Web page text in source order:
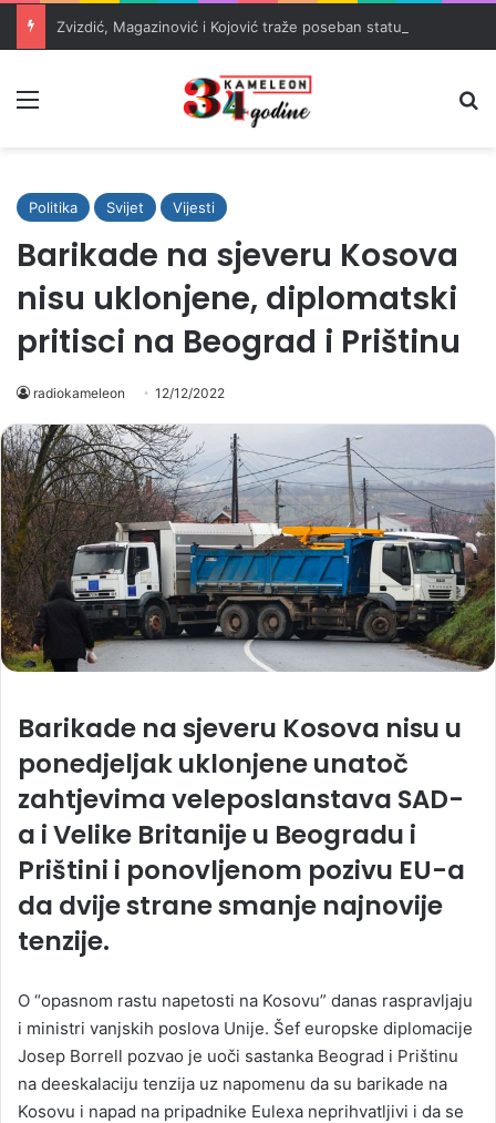
Politika Svijet Vijesti
Barikade na sjeveru Kosova
nisu uklonjene, diplomatski
pritisci na Beograd i Prištinu
radiokameleon 12/12/2022
Barikade na sjeveru Kosova nisu u
ponedjeljak uklonjene unatoč
zahtjevima veleposlanstava SAD-
a i Velike Britanije u Beogradu i
Prištini i ponovljenom pozivu EU-a
da dvije strane smanje najnovije
tenzije.
O “opasnom rastu napetosti na Kosovu” danas raspravljaju
i ministri vanjskih poslova Unije. Šef europske diplomacije
Josep Borrell pozvao je uoči sastanka Beograd i Prištinu
na deeskalaciju tenzija uz napomenu da su barikade na
Kosovu i napad na pripadnike Eulexa neprihvatljivi i da se